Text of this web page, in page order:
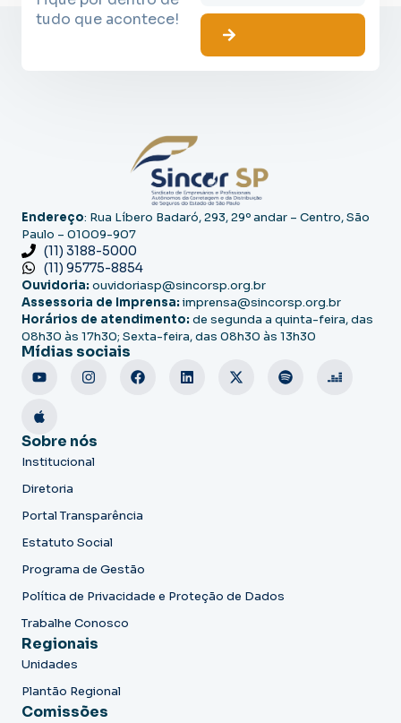
tudo que acontece!
Endereço: Rua Líbero Badaró, 293, 29º andar – Centro, São
Paulo – 01009-907
(11) 3188-5000
(11) 95775-8854
Ouvidoria: ouvidoriasp@sincorsp.org.br
Assessoria de Imprensa: imprensa@sincorsp.org.br
Horários de atendimento: de segunda a quinta-feira, das
08h30 às 17h30; Sexta-feira, das 08h30 às 13h30
Mídias sociais
Sobre nós
Institucional
Diretoria
Portal Transparência
Estatuto Social
Programa de Gestão
Política de Privacidade e Proteção de Dados
Trabalhe Conosco
Regionais
Unidades
Plantão Regional
Comissões